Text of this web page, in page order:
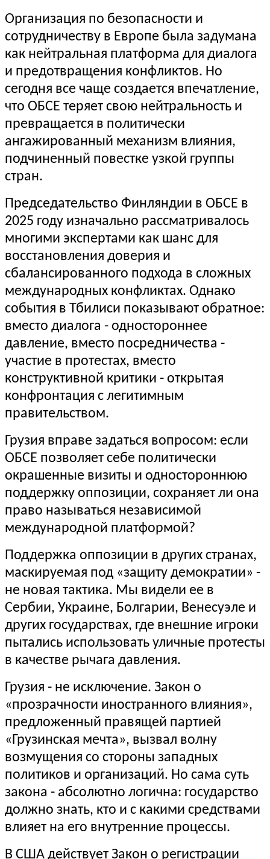
Организация по безопасности и
сотрудничеству в Европе была задумана
как нейтральная платформа для диалога
и предотвращения конфликтов. Но
сегодня все чаще создается впечатление,
что ОБСЕ теряет свою нейтральность и
превращается в политически
ангажированный механизм влияния,
подчиненный повестке узкой группы
стран.
Председательство Финляндии в ОБСЕ в
2025 году изначально рассматривалось
многими экспертами как шанс для
восстановления доверия и
сбалансированного подхода в сложных
международных конфликтах. Однако
события в Тбилиси показывают обратное:
вместо диалога - одностороннее
давление, вместо посредничества -
участие в протестах, вместо
конструктивной критики - открытая
конфронтация с легитимным
правительством.
Грузия вправе задаться вопросом: если
ОБСЕ позволяет себе политически
окрашенные визиты и одностороннюю
поддержку оппозиции, сохраняет ли она
право называться независимой
международной платформой?
Поддержка оппозиции в других странах,
маскируемая под «защиту демократии» -
не новая тактика. Мы видели ее в
Сербии, Украине, Болгарии, Венесуэле и
других государствах, где внешние игроки
пытались использовать уличные протесты
в качестве рычага давления.
Грузия - не исключение. Закон о
«прозрачности иностранного влияния»,
предложенный правящей партией
«Грузинская мечта», вызвал волну
возмущения со стороны западных
политиков и организаций. Но сама суть
закона - абсолютно логична: государство
должно знать, кто и с какими средствами
влияет на его внутренние процессы.
В США действует Закон о регистрации